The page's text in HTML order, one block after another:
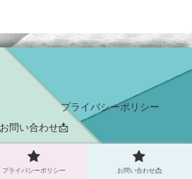
プライバシーポリシー
お問い合わせ📩
えるの快適 Life Log.
プライバシーポリシー お問い合わせ📩